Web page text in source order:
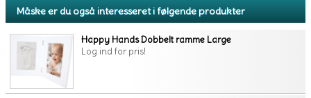
Måske er du også interesseret i følgende produkter
Happy Hands Dobbelt ramme Large
Log ind for pris!